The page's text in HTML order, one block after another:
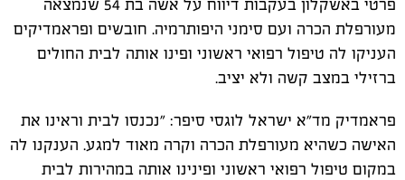
פרטי באשקלון בעקבות דיווח על אשה בת 54 שנמצאה
מעורפלת הכרה ועם סימני היפותרמיה. חובשים ופראמדיקים
העניקו לה טיפול רפואי ראשוני ופינו אותה לבית החולים
ברזילי במצב קשה ולא יציב.
פראמדיק מד"א ישראל לוגסי סיפר: "נכנסו לבית וראינו את
האישה כשהיא מעורפלת הכרה וקרה מאוד למגע. הענקנו לה
במקום טיפול רפואי ראשוני ופינינו אותה במהירות לבית